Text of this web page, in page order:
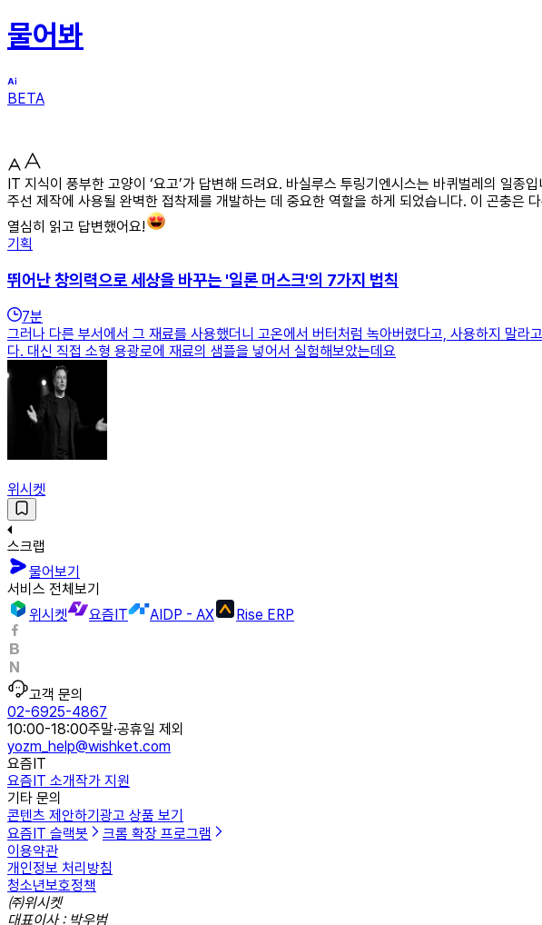
물어봐
BETA
IT 지식이 풍부한 고양이 ‘요고’가 답변해 드려요. 바실루스 투링기엔시스는 바퀴벌레의 일
주선 제작에 사용될 완벽한 접착제를 개발하는 데 중요한 역할을 하게 되었습니다. 이 곤충은
열심히 읽고 답변했어요!
기획
뛰어난 창의력으로 세상을 바꾸는 '일론 머스크'의 7가지 법칙
7분
그러나 다른 부서에서 그 재료를 사용했더니 고온에서 버터처럼 녹아버렸다고, 사용하지 말
다. 대신 직접 소형 용광로에 재료의 샘플을 넣어서 실험해보았는데요
위시켓
스크랩
물어보기
서비스 전체보기
위시켓
요즘IT AIDP - AX Rise ERP
고객 문의
02-6925-4867
10:00-18:00주말·공휴일 제외
yozm_help@wishket.com
요즘IT
요즘IT 소개작가 지원
기타 문의
콘텐츠 제안하기 광고 상품 보기
요즘IT 슬랙봇
크롬 확장 프로그램
이용약관
개인정보 처리방침
청소년보호정책
㈜위시켓
대표이사 : 박우범